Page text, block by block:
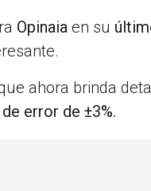
Opinaia en su
ahora brinda
error de ±3%.